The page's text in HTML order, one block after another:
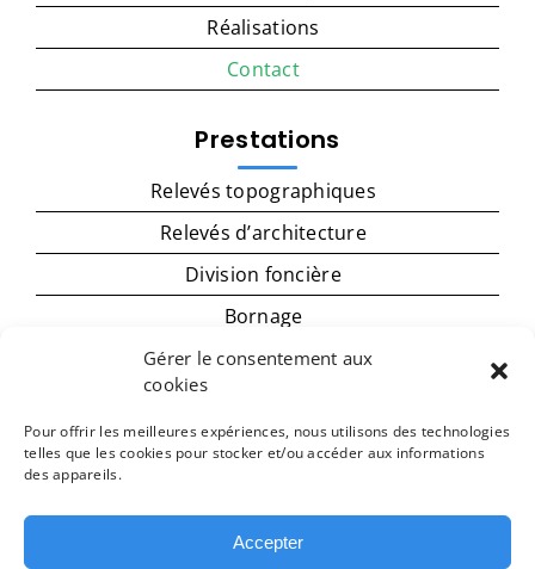
Gérer le consentement aux
cookies
Pour offrir les meilleures expériences, nous utilisons des technologies
telles que les cookies pour stocker et/ou accéder aux informations
des appareils.
Accepter
Réalisations
Contact
Prestations
Relevés topographiques
Relevés d’architecture
Division foncière
Bornage
Permis d’aménager
Déclaration préalable
Mise en copropriété